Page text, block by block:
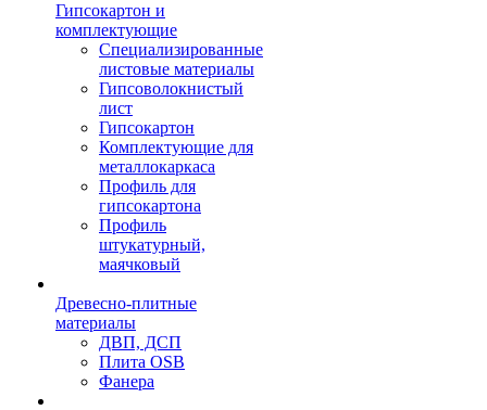
Гипсокартон и
комплектующие
Специализированные
листовые материалы
Гипсоволокнистый
лист
Гипсокартон
Комплектующие для
металлокаркаса
Профиль для
гипсокартона
Профиль
штукатурный,
маячковый
Древесно-плитные
материалы
ДВП, ДСП
Плита OSB
Фанера